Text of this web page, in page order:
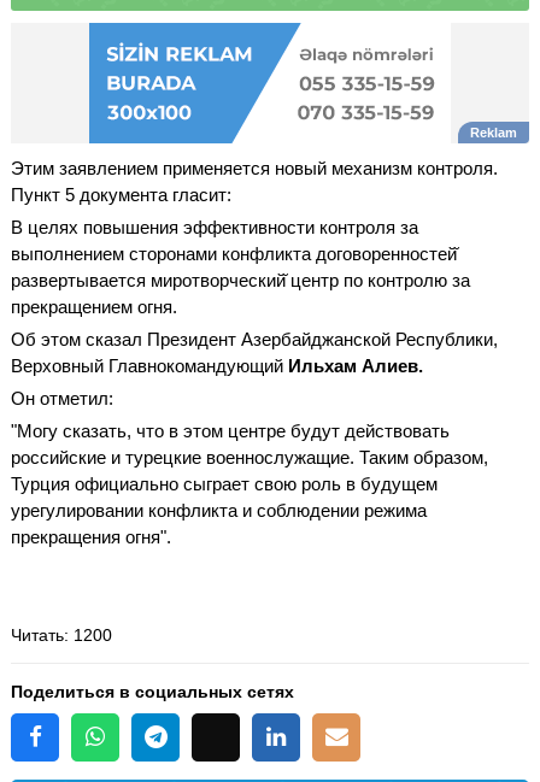
Этим заявлением применяется новый механизм контроля.
Пункт 5 документа гласит:
В целях повышения эффективности контроля за
выполнением сторонами конфликта договоренностей̆
развертывается миротворческий̆ центр по контролю за
прекращением огня.
Об этом сказал Президент Азербайджанской Республики,
Верховный Главнокомандующий Ильхам Алиев.
Он отметил:
"Могу сказать, что в этом центре будут действовать
российские и турецкие военнослужащие. Таким образом,
Турция официально сыграет свою роль в будущем
урегулировании конфликта и соблюдении режима
прекращения огня".
Читать: 1200
Поделиться в социальных сетях